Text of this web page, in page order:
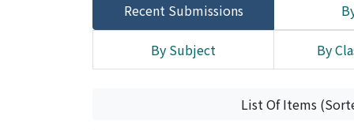
Recent Submissions
By Subject By
List Of Items